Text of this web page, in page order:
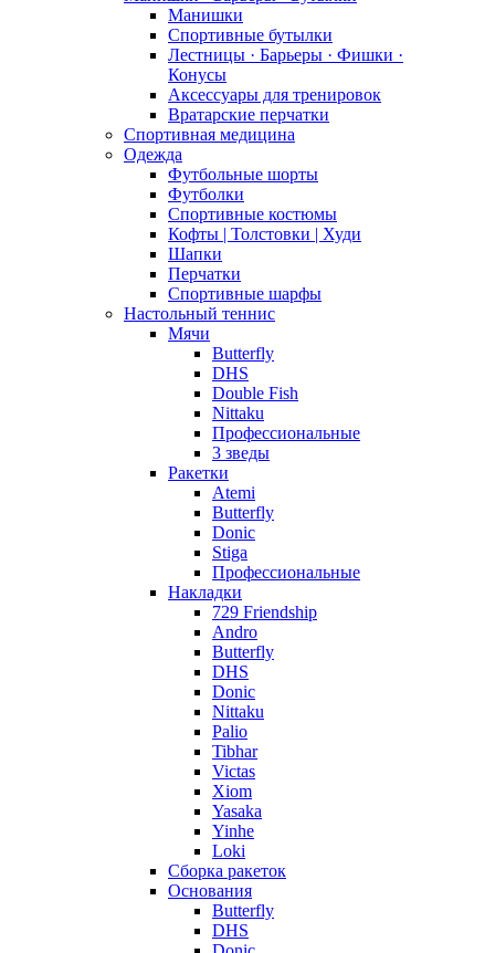
Манишки
Спортивные бутылки
Лестницы · Барьеры · Фишки ·
Конусы
Аксессуары для тренировок
Вратарские перчатки
Спортивная медицина
Одежда
Футбольные шорты
Футболки
Спортивные костюмы
Кофты | Толстовки | Худи
Шапки
Перчатки
Спортивные шарфы
Настольный теннис
Мячи
Butterfly
DHS
Double Fish
Nittaku
Профессиональные
3 зведы
Ракетки
Atemi
Butterfly
Donic
Stiga
Профессиональные
Накладки
729 Friendship
Andro
Butterfly
DHS
Donic
Nittaku
Palio
Tibhar
Victas
Xiom
Yasaka
Yinhe
Loki
Сборка ракеток
Основания
Butterfly
DHS